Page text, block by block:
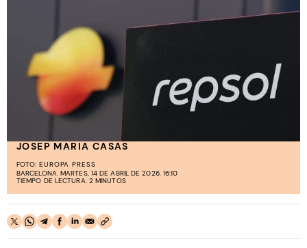
JOSEP MARIA CASAS
FOTO: EUROPA PRESS
BARCELONA. MARTES, 14 DE ABRIL DE 2026. 16:10
TIEMPO DE LECTURA: 2 MINUTOS